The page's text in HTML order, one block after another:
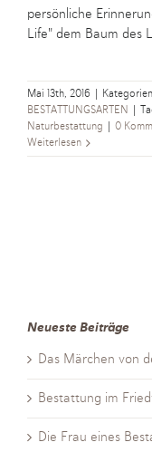
persönliche
Life" dem Baum des
Mai 13th, 2016
BESTATTUNGSARTEN
Naturbestattung
0
Weiterlesen
Neueste Beiträge
Das Märchen von
Bestattung im
Die Frau eines